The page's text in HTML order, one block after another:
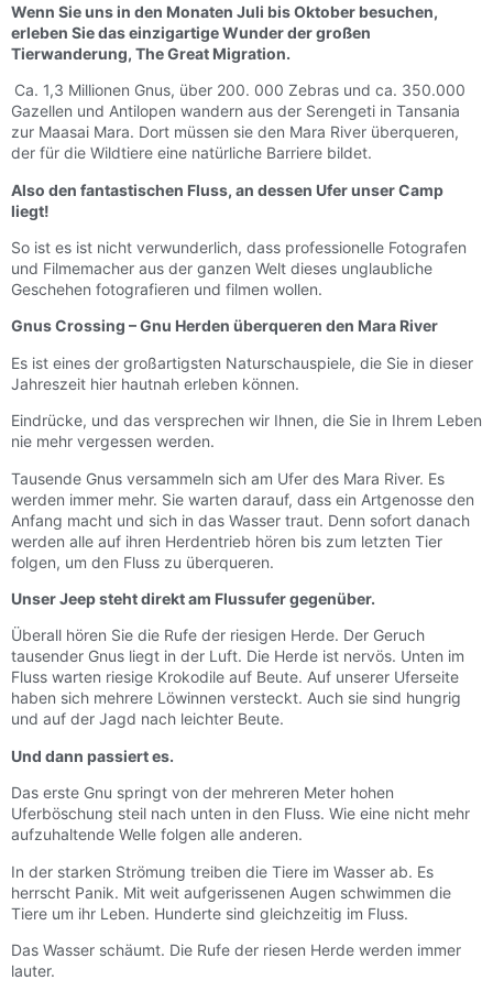
Wenn Sie uns in den Monaten Juli bis Oktober besuchen,
erleben Sie das einzigartige Wunder der großen
Tierwanderung, The Great Migration.
Ca. 1,3 Millionen Gnus, über 200. 000 Zebras und ca. 350.000
Gazellen und Antilopen wandern aus der Serengeti in Tansania
zur Maasai Mara. Dort müssen sie den Mara River überqueren,
der für die Wildtiere eine natürliche Barriere bildet.
Also den fantastischen Fluss, an dessen Ufer unser Camp
liegt!
So ist es ist nicht verwunderlich, dass professionelle Fotografen
und Filmemacher aus der ganzen Welt dieses unglaubliche
Geschehen fotografieren und filmen wollen.
Gnus Crossing – Gnu Herden überqueren den Mara River
Es ist eines der großartigsten Naturschauspiele, die Sie in dieser
Jahreszeit hier hautnah erleben können.
Eindrücke, und das versprechen wir Ihnen, die Sie in Ihrem Leben
nie mehr vergessen werden.
Tausende Gnus versammeln sich am Ufer des Mara River. Es
werden immer mehr. Sie warten darauf, dass ein Artgenosse den
Anfang macht und sich in das Wasser traut. Denn sofort danach
werden alle auf ihren Herdentrieb hören bis zum letzten Tier
folgen, um den Fluss zu überqueren.
Unser Jeep steht direkt am Flussufer gegenüber.
Überall hören Sie die Rufe der riesigen Herde. Der Geruch
tausender Gnus liegt in der Luft. Die Herde ist nervös. Unten im
Fluss warten riesige Krokodile auf Beute. Auf unserer Uferseite
haben sich mehrere Löwinnen versteckt. Auch sie sind hungrig
und auf der Jagd nach leichter Beute.
Und dann passiert es.
Das erste Gnu springt von der mehreren Meter hohen
Uferböschung steil nach unten in den Fluss. Wie eine nicht mehr
aufzuhaltende Welle folgen alle anderen.
In der starken Strömung treiben die Tiere im Wasser ab. Es
herrscht Panik. Mit weit aufgerissenen Augen schwimmen die
Tiere um ihr Leben. Hunderte sind gleichzeitig im Fluss.
Das Wasser schäumt. Die Rufe der riesen Herde werden immer
lauter.